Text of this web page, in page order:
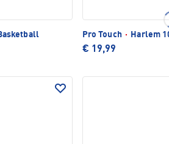
Pro Touch · Harlem
€ 19,99